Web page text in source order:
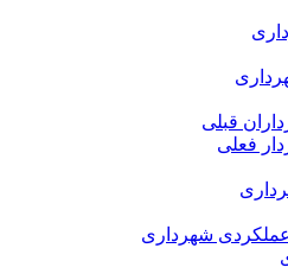
قبلی
فعلی
شهرداری